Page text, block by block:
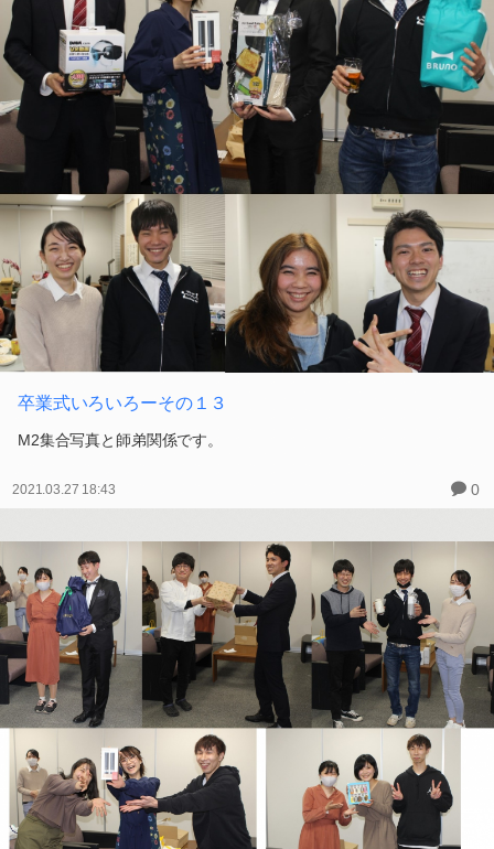
卒業式いろいろーその１３
M2集合写真と師弟関係です。
2021.03.27 18:43 0